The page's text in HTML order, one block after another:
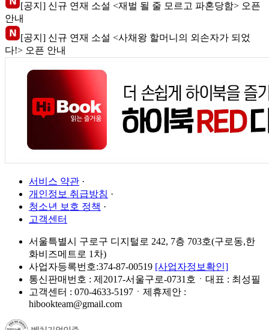
[공지] 신규 연재 소설 <재벌 될 줄 모르고 파혼당함> 오픈
안내
[공지] 신규 연재 소설 <사채왕 할머니의 외손자가 되었
다!> 오픈 안내
서비스 약관 ·
개인정보 취급방침 ·
청소년 보호 정책 ·
고객센터
서울특별시 구로구 디지털로 242, 7층 703호(구로동,한
화비즈메트로 1차)
사업자등록번호:374-87-00519 [사업자정보확인]
통신판매번호 : 제2017-서울구로-0731호ㆍ대표 : 최성필
고객센터 : 070-4633-5197ㆍ제휴제안 :
hibookteam@gmail.com